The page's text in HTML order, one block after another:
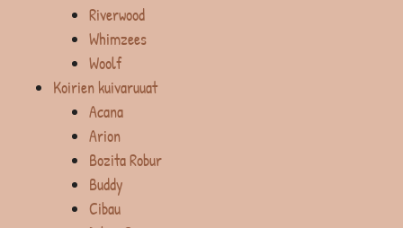
Riverwood
Whimzees
Woolf
Koirien kuivaruuat
Acana
Arion
Bozita Robur
Buddy
Cibau